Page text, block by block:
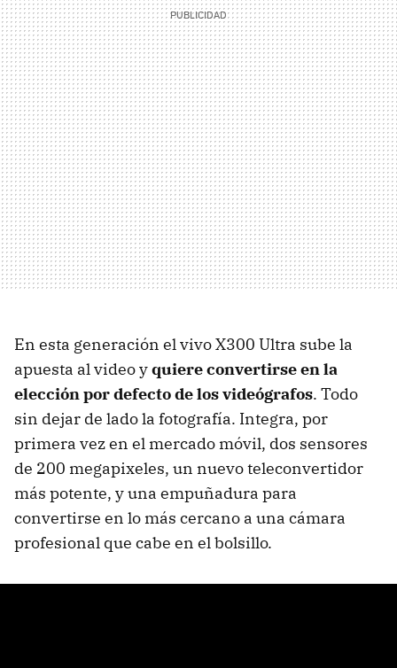
En esta generación el vivo X300 Ultra sube la
apuesta al video yquiere convertirse en la
elección por defecto de los videógrafos. Todo
sin dejar de lado la fotografía. Integra, por
primera vez en el mercado móvil, dos sensores
de 200 megapixeles, un nuevo teleconvertidor
más potente, y una empuñadura para
convertirse en lo más cercano a una cámara
profesional que cabe en el bolsillo.